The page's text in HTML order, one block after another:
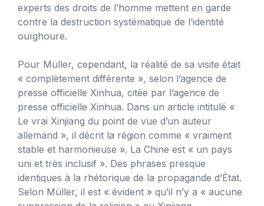
experts des droits de l’homme mettent en garde
contre la destruction systématique de l’identité
ouïghoure.
Pour Müller, cependant, la réalité de sa visite était
« complètement différente », selon l’agence de
presse officielle Xinhua, citée par l’agence de
presse officielle Xinhua. Dans un article intitulé «
Le vrai Xinjiang du point de vue d’un auteur
allemand », il décrit la région comme « vraiment
stable et harmonieuse ». La Chine est « un pays
uni et très inclusif ». Des phrases presque
identiques à la rhétorique de la propagande d’État.
Selon Müller, il est « évident » qu’il n’y a « aucune